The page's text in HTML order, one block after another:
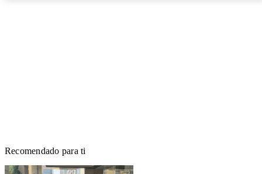
Recomendado para ti